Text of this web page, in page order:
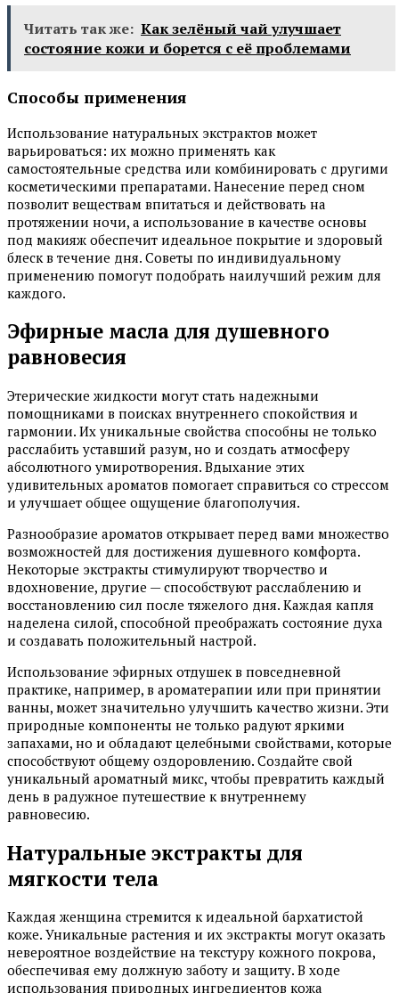
Читать так же: Как зелёный чай улучшает
состояние кожи и борется с её проблемами
Способы применения
Использование натуральных экстрактов может
варьироваться: их можно применять как
самостоятельные средства или комбинировать с другими
косметическими препаратами. Нанесение перед сном
позволит веществам впитаться и действовать на
протяжении ночи, а использование в качестве основы
под макияж обеспечит идеальное покрытие и здоровый
блеск в течение дня. Советы по индивидуальному
применению помогут подобрать наилучший режим для
каждого.
Эфирные масла для душевного
равновесия
Этерические жидкости могут стать надежными
помощниками в поисках внутреннего спокойствия и
гармонии. Их уникальные свойства способны не только
расслабить уставший разум, но и создать атмосферу
абсолютного умиротворения. Вдыхание этих
удивительных ароматов помогает справиться со стрессом
и улучшает общее ощущение благополучия.
Разнообразие ароматов открывает перед вами множество
возможностей для достижения душевного комфорта.
Некоторые экстракты стимулируют творчество и
вдохновение, другие — способствуют расслаблению и
восстановлению сил после тяжелого дня. Каждая капля
наделена силой, способной преображать состояние духа
и создавать положительный настрой.
Использование эфирных отдушек в повседневной
практике, например, в ароматерапии или при принятии
ванны, может значительно улучшить качество жизни. Эти
природные компоненты не только радуют яркими
запахами, но и обладают целебными свойствами, которые
способствуют общему оздоровлению. Создайте свой
уникальный ароматный микс, чтобы превратить каждый
день в радужное путешествие к внутреннему
равновесию.
Натуральные экстракты для
мягкости тела
Каждая женщина стремится к идеальной бархатистой
коже. Уникальные растения и их экстракты могут оказать
невероятное воздействие на текстуру кожного покрова,
обеспечивая ему должную заботу и защиту. В ходе
использования природных ингредиентов кожа